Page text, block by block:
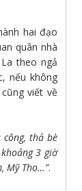
hai đạo
quân nhà
theo ngả
nếu không
viết về
thả bè
3 giờ
Mỹ Tho…”.